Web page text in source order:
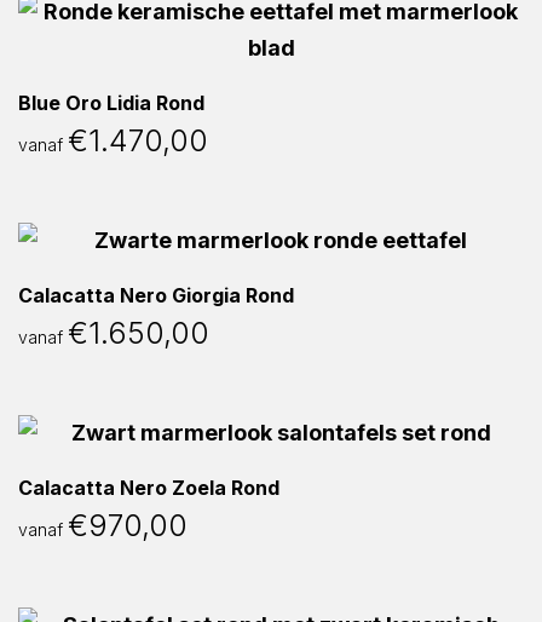
Blue Oro Lidia Rond
vanaf €1.470,00
Calacatta Nero Giorgia Rond
vanaf €1.650,00
Calacatta Nero Zoela Rond
vanaf €970,00